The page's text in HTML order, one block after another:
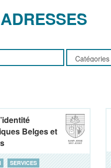
Belges et
SERVICES